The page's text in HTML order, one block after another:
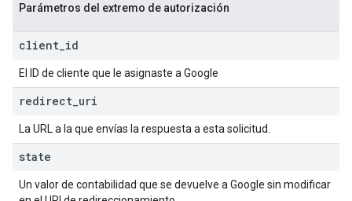
Parámetros del extremo de autorización
client id
El ID de cliente que le asignaste a Google
redirect uri
La URL a la que envías la respuesta a esta solicitud.
state
Un valor de contabilidad que se devuelve a Google sin modificar